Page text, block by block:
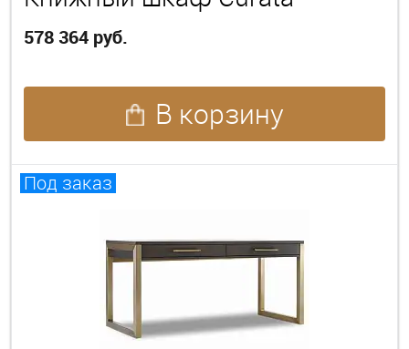
578 364 руб.
В корзину
Под заказ